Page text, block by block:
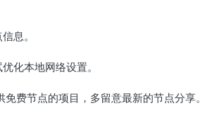
息。
化本地网络设置。
费节点的项目，多留意最新的节点分享。